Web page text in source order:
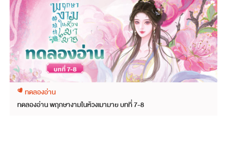
ทดลองอ่าน
ทดลองอ่าน พฤกษางามในห้วงเมามาย บทที่ 7-8